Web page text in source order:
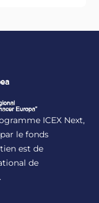
ICEX Next,
le fonds
est de
de